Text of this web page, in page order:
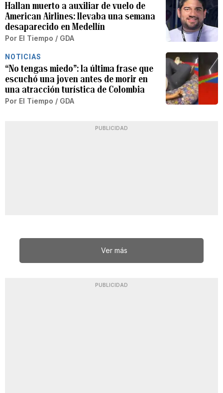
Hallan muerto a auxiliar de vuelo de
American Airlines: llevaba una semana
desaparecido en Medellín
Por El Tiempo / GDA
NOTICIAS
“No tengas miedo”: la última frase que
escuchó una joven antes de morir en
una atracción turística de Colombia
Por El Tiempo / GDA
PUBLICIDAD
Ver más
PUBLICIDAD